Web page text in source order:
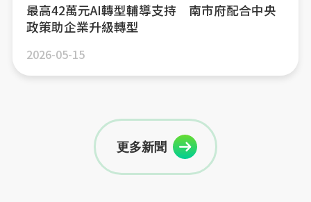
最高42萬元AI轉型輔導支持 南市府配合中央
政策助企業升級轉型
2026-05-15
更多新聞